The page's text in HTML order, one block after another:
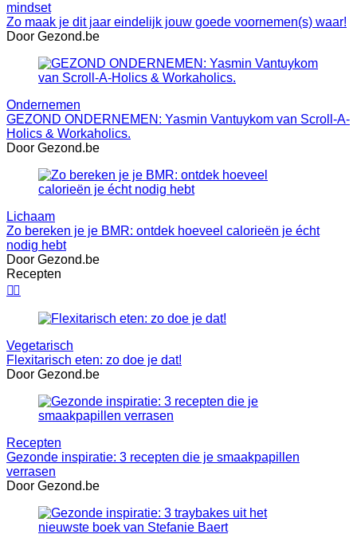
mindset
Zo maak je dit jaar eindelijk jouw goede voornemen(s) waar!
Door Gezond.be
Ondernemen
GEZOND ONDERNEMEN: Yasmin Vantuykom van Scroll-A-
Holics & Workaholics.
Door Gezond.be
Lichaam
Zo bereken je je BMR: ontdek hoeveel calorieën je écht
nodig hebt
Door Gezond.be
Recepten

Vegetarisch
Flexitarisch eten: zo doe je dat!
Door Gezond.be
Recepten
Gezonde inspiratie: 3 recepten die je smaakpapillen
verrasen
Door Gezond.be